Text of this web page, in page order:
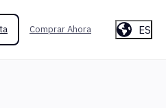
Comprar Ahora ES